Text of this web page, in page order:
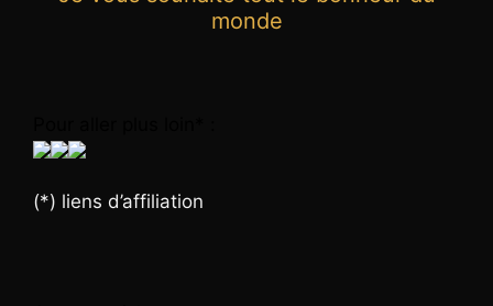
monde
(*) liens d’affiliation